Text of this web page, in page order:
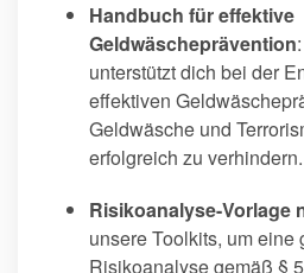
Handbuch für effektive
Geldwäscheprävention
unterstützt dich bei der
effektiven
Geldwäsche und
erfolgreich zu verhindern.
Risikoanalyse-Vorlage
unsere Toolkits, um eine
Risikoanalyse gemäß §